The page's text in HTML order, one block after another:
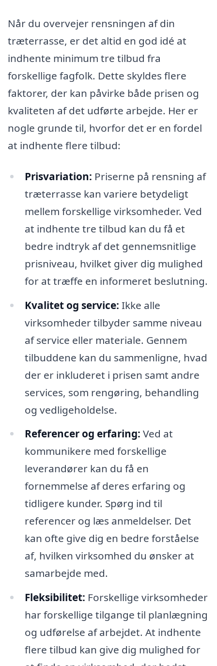
Når du overvejer rensningen af din
træterrasse, er det altid en god idé at
indhente minimum tre tilbud fra
forskellige fagfolk. Dette skyldes flere
faktorer, der kan påvirke både prisen og
kvaliteten af det udførte arbejde. Her er
nogle grunde til, hvorfor det er en fordel
at indhente flere tilbud:
Prisvariation: Priserne på rensning af
træterrasse kan variere betydeligt
mellem forskellige virksomheder. Ved
at indhente tre tilbud kan du få et
bedre indtryk af det gennemsnitlige
prisniveau, hvilket giver dig mulighed
for at træffe en informeret beslutning.
Kvalitet og service: Ikke alle
virksomheder tilbyder samme niveau
af service eller materiale. Gennem
tilbuddene kan du sammenligne, hvad
der er inkluderet i prisen samt andre
services, som rengøring, behandling
og vedligeholdelse.
Referencer og erfaring: Ved at
kommunikere med forskellige
leverandører kan du få en
fornemmelse af deres erfaring og
tidligere kunder. Spørg ind til
referencer og læs anmeldelser. Det
kan ofte give dig en bedre forståelse
af, hvilken virksomhed du ønsker at
samarbejde med.
Fleksibilitet: Forskellige virksomheder
har forskellige tilgange til planlægning
og udførelse af arbejdet. At indhente
flere tilbud kan give dig mulighed for